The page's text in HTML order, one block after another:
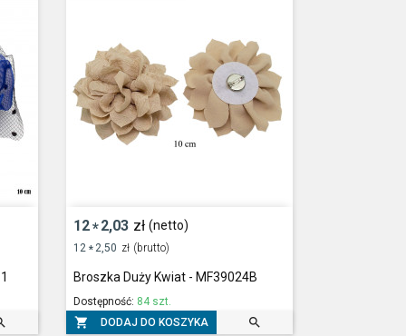
12*2,03 zł (netto)
12 * 2,50 zł (brutto)
Broszka Duży Kwiat - MF39024B
Dostępność: 84 szt.
 DODAJ DO KOSZYKA 